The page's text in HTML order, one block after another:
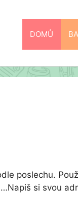
DOMŮ
poslechu.
si svou